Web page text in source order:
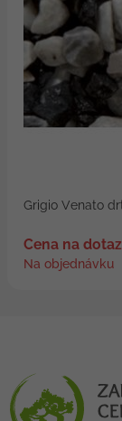
Grigio Venato
Cena na dotaz
Na objednávku